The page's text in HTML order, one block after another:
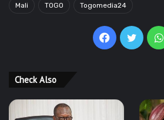
Mali TOGO Togomedia24
Facebook
Check Also